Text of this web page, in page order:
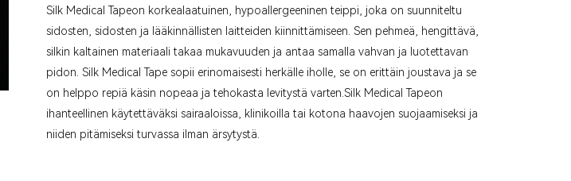
Silk Medical Tapeon korkealaatuinen, hypoallergeeninen teippi, joka on suunniteltu
sidosten, sidosten ja lääkinnällisten laitteiden kiinnittämiseen. Sen pehmeä, hengittävä,
silkin kaltainen materiaali takaa mukavuuden ja antaa samalla vahvan ja luotettavan
pidon. Silk Medical Tape sopii erinomaisesti herkälle iholle, se on erittäin joustava ja se
on helppo repiä käsin nopeaa ja tehokasta levitystä varten.Silk Medical Tapeon
ihanteellinen käytettäväksi sairaaloissa, klinikoilla tai kotona haavojen suojaamiseksi ja
niiden pitämiseksi turvassa ilman ärsytystä.